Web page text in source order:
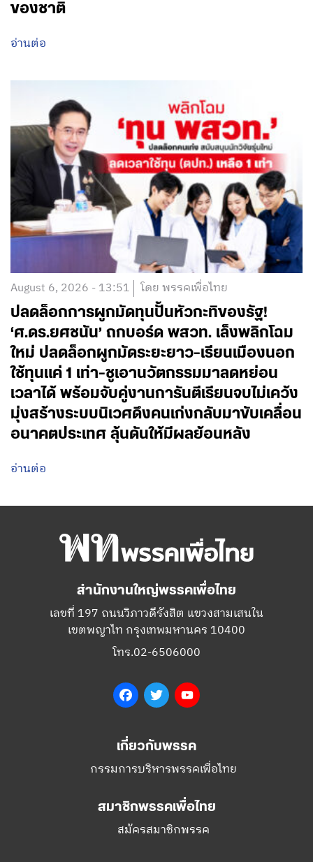
ของชาติ
อ่านต่อ
August 6, 2026 - 13:51 โดย พรรคเพื่อไทย
ปลดล็อกการผูกมัดทุนปั้นหัวกะทิของรัฐ!
‘ศ.ดร.ยศชนัน’ ถกบอร์ด พสวท. เล็งพลิกโฉม
ใหม่ ปลดล็อกผูกมัดระยะยาว-เรียนเมืองนอก
ใช้ทุนแค่ 1 เท่า-ชูเอานวัตกรรมมาลดหย่อน
เวลาได้ พร้อมจับคู่งานการันตีเรียนจบไม่เคว้ง
มุ่งสร้างระบบนิเวศดึงคนเก่งกลับมาขับเคลื่อน
อนาคตประเทศ ลุ้นดันให้มีผลย้อนหลัง
อ่านต่อ
สำนักงานใหญ่พรรคเพื่อไทย
เลขที่ 197 ถนนวิภาวดีรังสิต แขวงสามเสนใน
เขตพญาไท กรุงเทพมหานคร 10400
โทร.02-6506000
FacebookTwitter
เกี่ยวกับพรรค
กรรมการบริหารพรรคเพื่อไทย
สมาชิกพรรคเพื่อไทย
สมัครสมาชิกพรรค